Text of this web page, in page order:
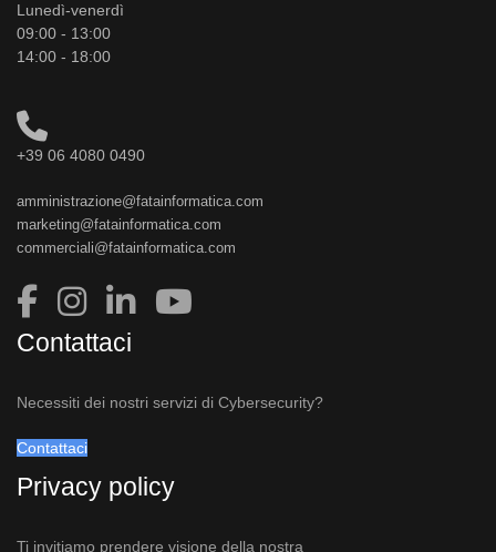
Lunedì-venerdì
09:00 - 13:00
14:00 - 18:00
+39 06 4080 0490
amministrazione@fatainformatica.com
marketing@fatainformatica.com
commerciali@fatainformatica.com
Contattaci
Necessiti dei nostri servizi di Cybersecurity?
Contattaci
Privacy policy
Ti invitiamo prendere visione della nostra